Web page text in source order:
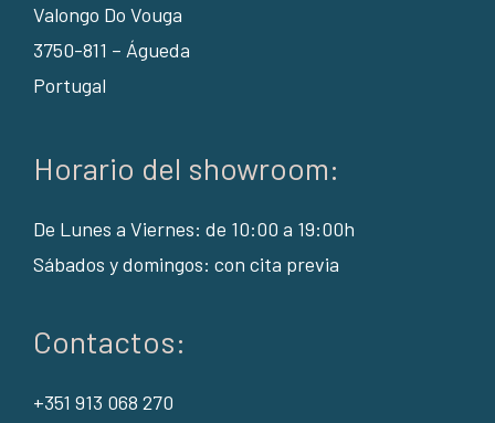
Valongo Do Vouga
3750-811 – Águeda
Portugal
Horario del showroom:
De Lunes a Viernes: de 10:00 a 19:00h
Sábados y domingos: con cita previa
Contactos:
+351 913 068 270